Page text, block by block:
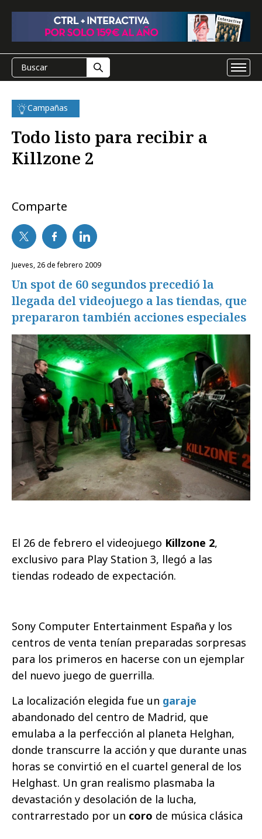
Campañas
Todo listo para recibir a
Killzone 2
Comparte
jueves, 26 de febrero 2009
Un spot de 60 segundos precedió la
llegada del videojuego a las tiendas, que
prepararon también acciones especiales
El 26 de febrero el videojuego Killzone 2,
exclusivo para Play Station 3, llegó a las
tiendas rodeado de expectación.
Sony Computer Entertainment España y los
centros de venta tenían preparadas sorpresas
para los primeros en hacerse con un ejemplar
del nuevo juego de guerrilla.
La localización elegida fue un garaje
abandonado del centro de Madrid, que
emulaba a la perfección al planeta Helghan,
donde transcurre la acción y que durante unas
horas se convirtió en el cuartel general de los
Helghast. Un gran realismo plasmaba la
devastación y desolación de la lucha,
contrarrestado por un coro de música clásica